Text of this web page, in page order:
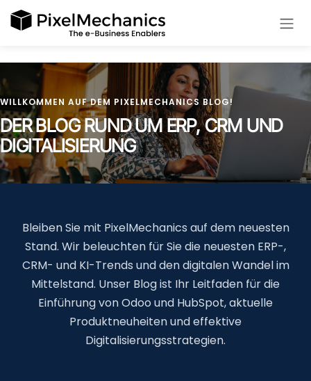
Zum Inhalt springen
WILLKOMMEN AUF DEM PIXELMECHANICS BLOG!
DER BLOG RUND UM ERP, CRM UND
DIGITALISIERUNG
Bleiben Sie mit PixelMechanics auf dem neuesten
Stand. Wir beleuchten für Sie die neuesten ERP-,
CRM- und KI-Trends und den digitalen Wandel im
Mittelstand. Unser Blog ist Ihr Leitfaden für die
Einführung von Odoo und HubSpot, aktuelle
Produktneuheiten und effektive
Digitalisierungsstrategien.